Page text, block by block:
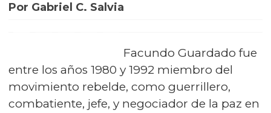
Por Gabriel C. Salvia
Facundo Guardado fue
entre los años 1980 y 1992 miembro del
movimiento rebelde, como guerrillero,
combatiente, jefe, y negociador de la paz en